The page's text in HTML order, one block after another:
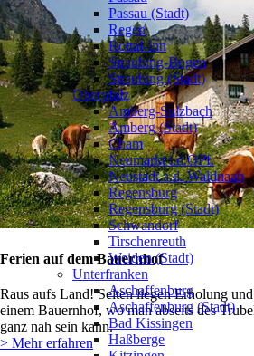
Ferien auf dem Bauernhof
Raus aufs Land! Selten liegen Erholung
einem Bauernhof, wo man abseits des
ganz nah sein kann.
> Mehr erfahren
Passau (Stadt)
Regen
Rottal-Inn
Straubing-Bogen
Straubing (Stadt)
Oberpfalz
Amberg-Sulzbach
Amberg (Stadt)
Cham
Neumarkt i.d.OPf.
Neustadt a.d. Waldnaab
Regensburg
Regensburg (Stadt)
Schwandorf
Tirschenreuth
Weiden (Stadt)
Unterfranken
Aschaffenburg
Aschaffenburg (Stadt)
Bad Kissingen
Haßberge